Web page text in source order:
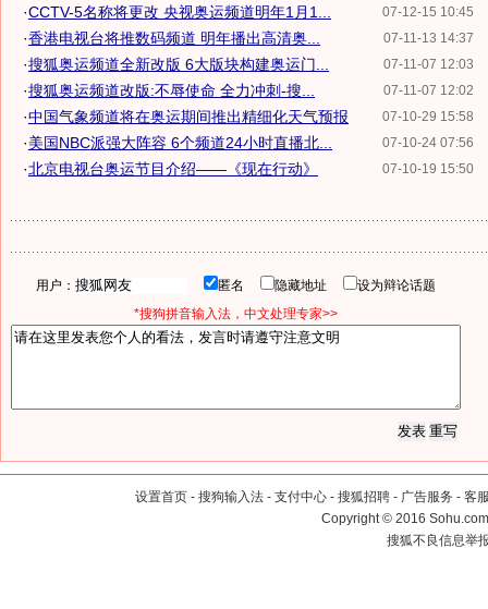
07-12-15 10:45
·CCTV-5名称将更改 央视奥运频道明年1月1...
07-11-13 14:37
·香港电视台将推数码频道 明年播出高清奥...
07-11-07 12:03
·搜狐奥运频道全新改版 6大版块构建奥运门...
07-11-07 12:02
·搜狐奥运频道改版:不辱使命 全力冲刺-搜...
07-10-29 15:58
·中国气象频道将在奥运期间推出精细化天气预报
07-10-24 07:56
·美国NBC派强大阵容 6个频道24小时直播北...
07-10-19 15:50
·北京电视台奥运节目介绍——《现在行动》
用户： 匿名 隐藏地址
设为辩论话题
*搜狗拼音输入法，中文处理专家>>
设置首页 - 搜狗输入法 - 支付中心 - 搜狐招聘 - 广告服务 - 客
Copyright©2016
搜狐不良信息举